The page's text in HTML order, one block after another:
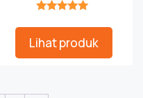
Lihat produk